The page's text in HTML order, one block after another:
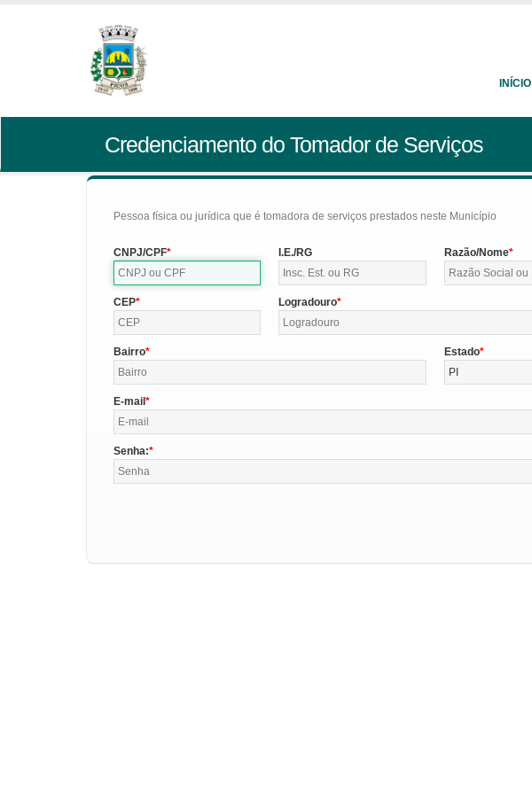
INÍCIO
Credenciamento do Tomador de Serviços
Pessoa física ou jurídica que é tomadora de serviços prestados neste Município
CNPJ/CPF I.E./RG Razão/Nome
CEP Logradouro
Bairro
Estado
PI
E-mail
Senha: